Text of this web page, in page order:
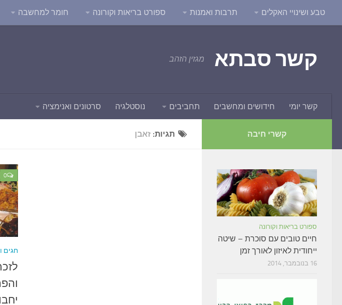
טבע ושינויי האקלים תרבות ואמנות ספורט בריאות וקורונה חומר למחשבה
קשר סבתא מגזין הזהב
קשר יומי חידושים ומחשבים תחביבים נוסטלגיה סרטונים ואנימציה
תגיות: זאבן
0
חגים
קשרי חיבה
ספורט בריאות וקורונה
חיים טובים עם סוכרת – שיטה
ייחודית לאיזון לאורך זמן
16 בנובמבר, 2014